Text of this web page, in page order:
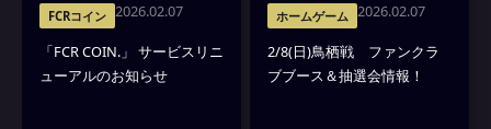
FCRコイン 2026.02.07
「FCR COIN.」 サービスリニ
ューアルのお知らせ
ホームゲーム 2026.02.07
2/8(日)鳥栖戦 ファンクラ
ブブース＆抽選会情報！